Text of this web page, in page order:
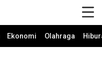
Ekonomi Olahraga